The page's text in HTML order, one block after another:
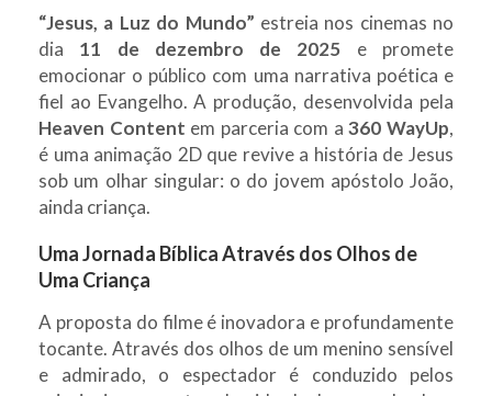
“Jesus, a Luz do Mundo” estreia nos cinemas no
dia 11 de dezembro de 2025 e promete
emocionar o público com uma narrativa poética e
fiel ao Evangelho. A produção, desenvolvida pela
Heaven Content em parceria com a360 WayUp,
é uma animação 2D que revive a história de Jesus
sob um olhar singular: o do jovem apóstolo João,
ainda criança.
Uma Jornada Bíblica Através dos Olhos de
Uma Criança
A proposta do filme é inovadora e profundamente
tocante. Através dos olhos de um menino sensível
e admirado, o espectador é conduzido pelos